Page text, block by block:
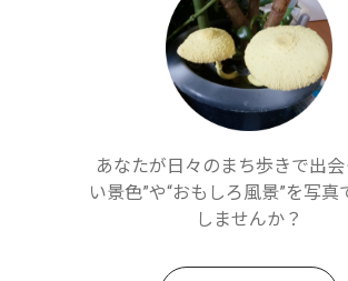
あなたが日々のまち歩きで出会
い景色”や“おもしろ風景”を写真
しませんか？